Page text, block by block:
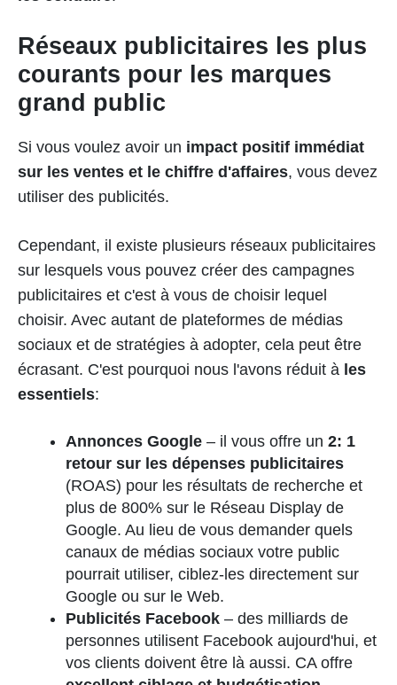
Réseaux publicitaires les plus
courants pour les marques
grand public
Si vous voulez avoir un impact positif immédiat
sur les ventes et le chiffre d'affaires, vous devez
utiliser des publicités.
Cependant, il existe plusieurs réseaux publicitaires
sur lesquels vous pouvez créer des campagnes
publicitaires et c'est à vous de choisir lequel
choisir. Avec autant de plateformes de médias
sociaux et de stratégies à adopter, cela peut être
écrasant. C'est pourquoi nous l'avons réduit à les
essentiels:
Annonces Google – il vous offre un 2: 1
retour sur les dépenses publicitaires
(ROAS) pour les résultats de recherche et
plus de 800% sur le Réseau Display de
Google. Au lieu de vous demander quels
canaux de médias sociaux votre public
pourrait utiliser, ciblez-les directement sur
Google ou sur le Web.
Publicités Facebook – des milliards de
personnes utilisent Facebook aujourd'hui, et
vos clients doivent être là aussi. CA offre